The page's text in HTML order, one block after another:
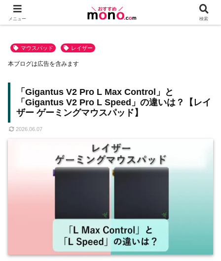
マウスパッド レイザー
「Gigantus V2 Pro L Max Control」と
「Gigantus V2 Pro L Speed」の違いは？【レイ
ザー ゲーミングマウスパッド】
2026.06.07
本ブログは広告を含みます
メニュー 検索